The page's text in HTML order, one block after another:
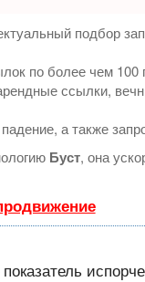
подбор
по более чем
ссылки,
а также
Буст, она